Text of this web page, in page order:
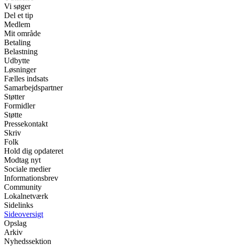
Vi søger
Del et tip
Medlem
Mit område
Betaling
Belastning
Udbytte
Løsninger
Fælles indsats
Samarbejdspartner
Støtter
Formidler
Støtte
Pressekontakt
Skriv
Folk
Hold dig opdateret
Modtag nyt
Sociale medier
Informationsbrev
Community
Lokalnetværk
Sidelinks
Sideoversigt
Opslag
Arkiv
Nyhedssektion